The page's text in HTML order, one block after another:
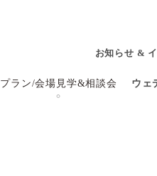
お知らせ &
プラン/会場見学&相談会 ウェ